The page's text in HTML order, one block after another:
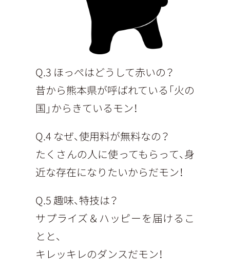
Q.3 ほっぺはどうして赤いの？
昔から熊本県が呼ばれている「火の
国」からきているモン！
Q.4 なぜ、使用料が無料なの？
たくさんの人に使ってもらって、身
近な存在になりたいからだモン！
Q.5 趣味、特技は？
サプライズ＆ハッピーを届けるこ
とと、
キレッキレのダンスだモン！